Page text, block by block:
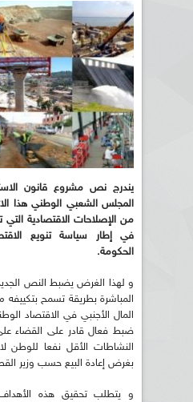
يندرج نص مشروع قانون
المجلس الشعبي الوطني هذا
من الإصلاحات الاقتصادية
في إطار سياسة تنويع
الحكومة.
و لهذا الغرض يضبط النص الجديد
المباشرة بطريقة تسمح بتكييفه
المال الأجنبي في الاقتصاد
ضبط فعال قادر على القضاء
النشاطات الأقل نفعا للوطن
بغرض إعادة البيع حسب وزير
و يتطلب تحقيق هذه